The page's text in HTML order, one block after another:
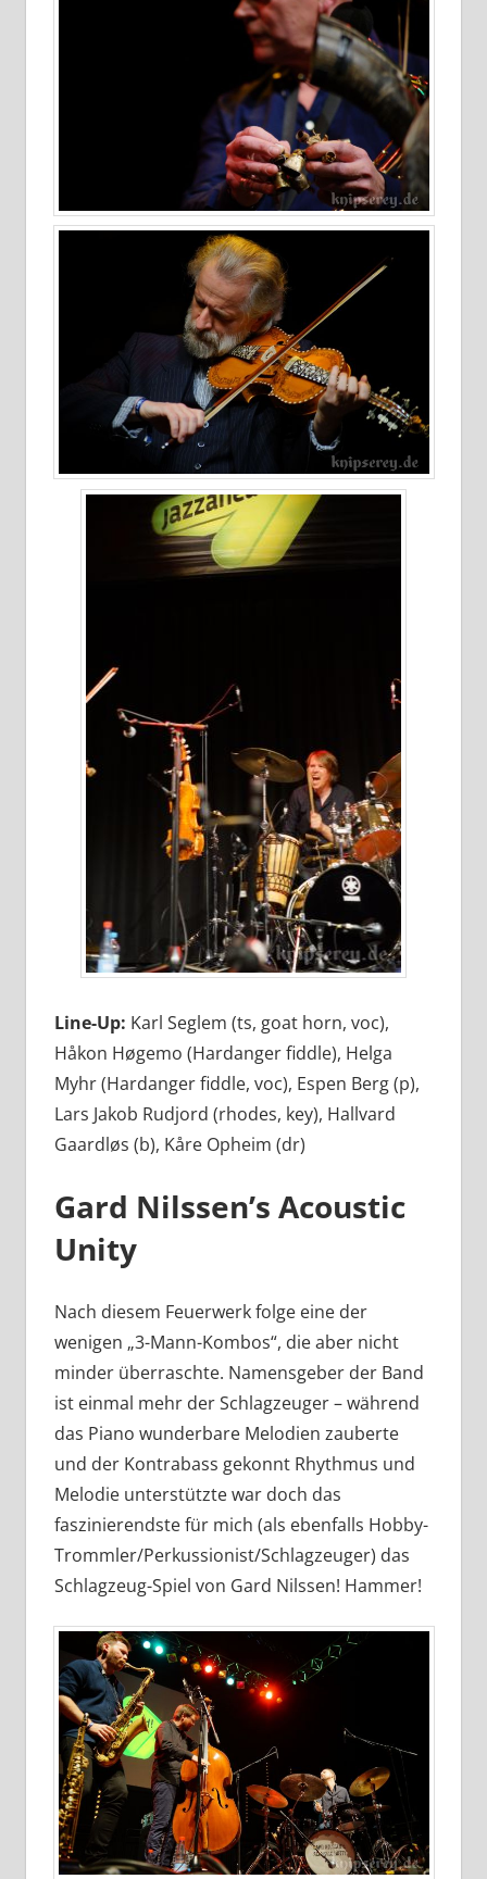
Line-Up: Karl Seglem (ts, goat horn, voc),
Håkon Høgemo (Hardanger fiddle), Helga
Myhr (Hardanger fiddle, voc), Espen Berg (p),
Lars Jakob Rudjord (rhodes, key), Hallvard
Gaardløs (b), Kåre Opheim (dr)
Gard Nilssen’s Acoustic
Unity
Nach diesem Feuerwerk folge eine der
wenigen „3-Mann-Kombos“, die aber nicht
minder überraschte. Namensgeber der Band
ist einmal mehr der Schlagzeuger – während
das Piano wunderbare Melodien zauberte
und der Kontrabass gekonnt Rhythmus und
Melodie unterstützte war doch das
faszinierendste für mich (als ebenfalls Hobby-
Trommler/Perkussionist/Schlagzeuger) das
Schlagzeug-Spiel von Gard Nilssen! Hammer!